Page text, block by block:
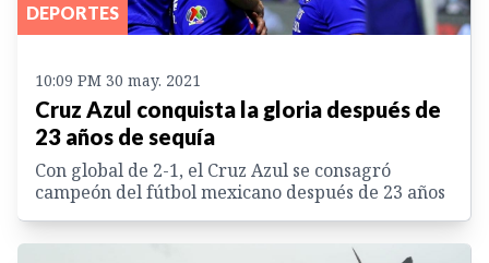
DEPORTES
10:09 PM 30 may. 2021
Cruz Azul conquista la gloria después de
23 años de sequía
Con global de 2-1, el Cruz Azul se consagró
campeón del fútbol mexicano después de 23 años